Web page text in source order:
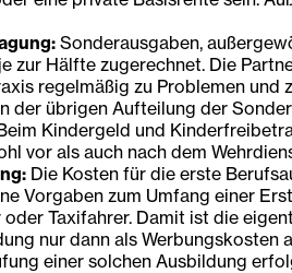
Sonderausgaben,
zur Hälfte zugerechnet. Die
regelmäßig zu Problemen
der übrigen Aufteilung der
Kindergeld und
vor als auch nach dem
Die Kosten für die erste
Vorgaben zum Umfang einer
Taxifahrer. Damit ist die
nur dann als Werbungskosten
einer solchen Ausbildung